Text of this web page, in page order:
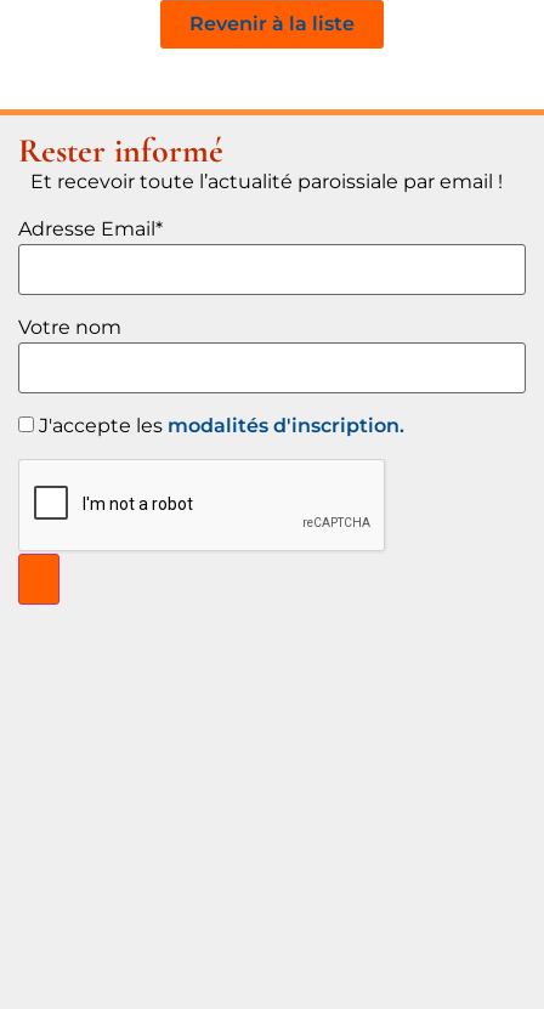
Revenir à la liste
Rester informé
Et recevoir toute l’actualité paroissiale par email !
Adresse Email*
Votre nom
J'accepte les modalités d'inscription.